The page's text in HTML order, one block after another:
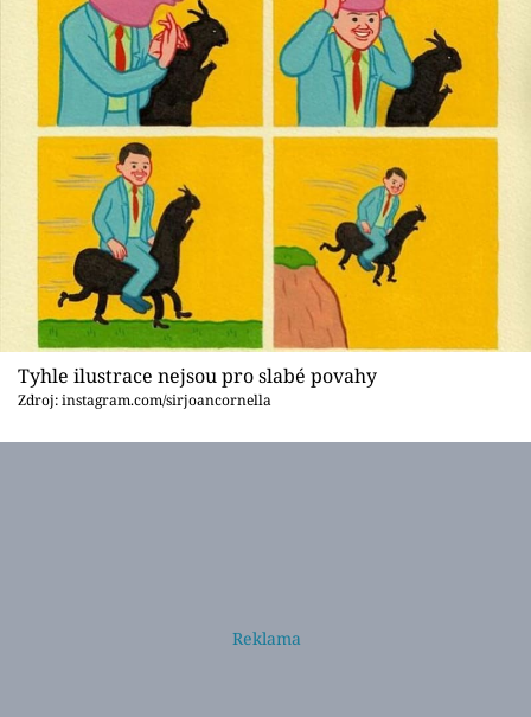
Tyhle ilustrace nejsou pro slabé povahy
Zdroj: instagram.com/sirjoancornella